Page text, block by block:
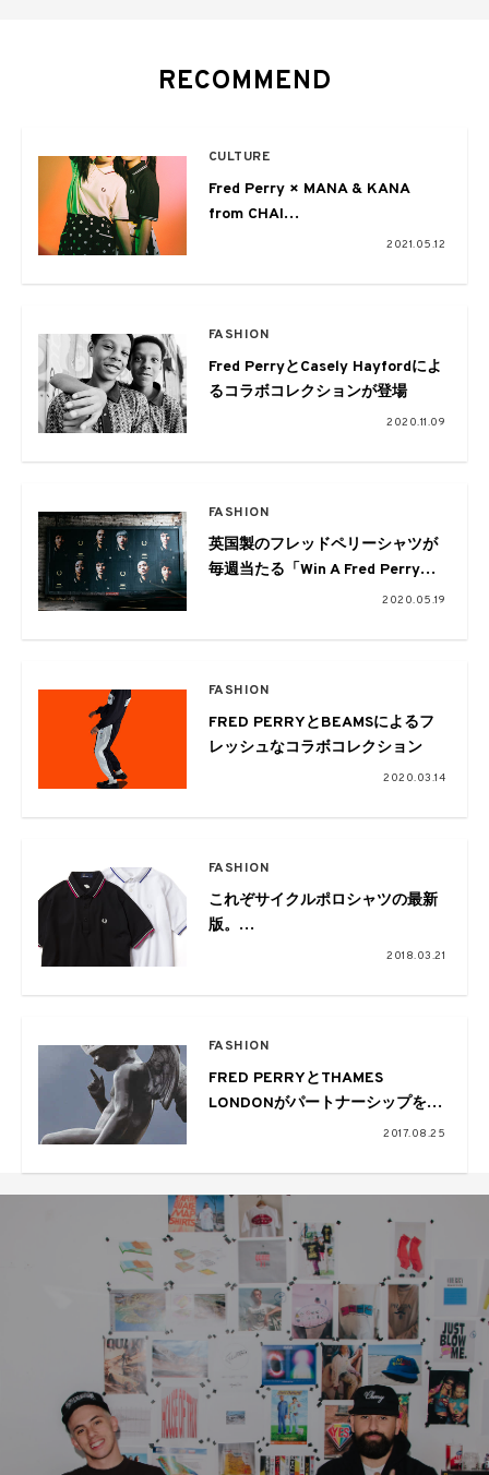
RECOMMEND
CULTURE
Fred Perry × MANA & KANA
from CHAI
2021.05.12
FASHION
Fred PerryとCasely Hayfordによ
るコラボコレクションが登場
2020.11.09
FASHION
英国製のフレッドペリーシャツが
毎週当たる「Win A Fred Perry
Shirt」キャンペーンが開催中2020.05.19
FASHION
FRED PERRYとBEAMSによるフ
レッシュなコラボコレクション
2020.03.14
FASHION
これぞサイクルポロシャツの最新
版。
narifuri × FRED PERRY 18SS コ
2018.03.21
FASHION
FRED PERRYとTHAMES
LONDONがパートナーシップを組
2017.08.25